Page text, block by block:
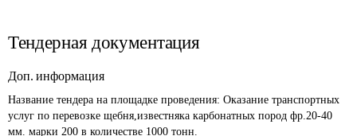
Тендерная документация
Доп. информация
Название тендера на площадке проведения: Оказание транспортных
услуг по перевозке щебня,известняка карбонатных пород фр.20-40
мм. марки 200 в количестве 1000 тонн.